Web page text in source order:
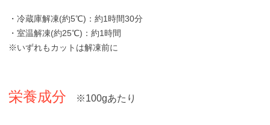
・冷蔵庫解凍(約5℃)：約1時間30分
・室温解凍(約25℃)：約1時間
※いずれもカットは解凍前に
栄養成分 ※100gあたり